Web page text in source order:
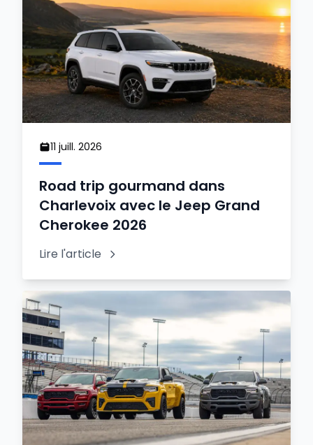
11 juill. 2026
Road trip gourmand dans
Charlevoix avec le Jeep Grand
Cherokee 2026
Lire l'article